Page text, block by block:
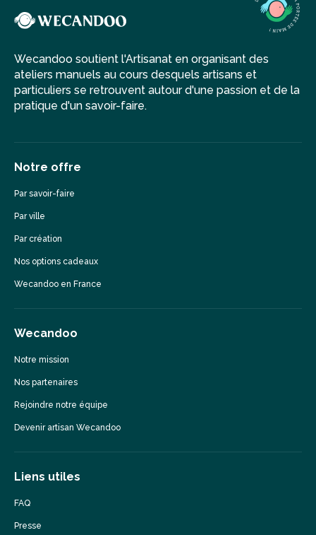
Wecandoo soutient l'Artisanat en organisant des
ateliers manuels au cours desquels artisans et
particuliers se retrouvent autour d'une passion et de la
pratique d'un savoir-faire.
Notre offre
Par savoir-faire
Par ville
Par création
Nos options cadeaux
Wecandoo en France
Wecandoo
Notre mission
Nos partenaires
Rejoindre notre équipe
Devenir artisan Wecandoo
Liens utiles
FAQ
Presse